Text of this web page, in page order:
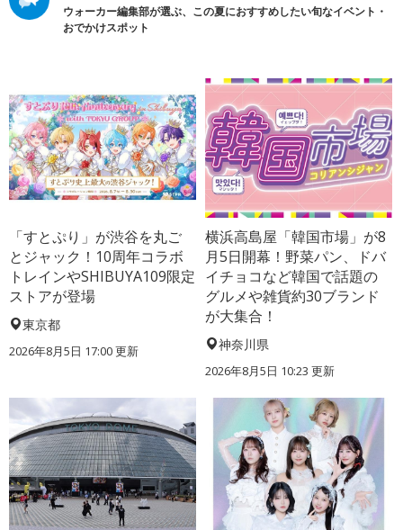
ウォーカー編集部が選ぶ、この夏におすすめしたい旬なイベント・
おでかけスポット
「すとぷり」が渋谷を丸ご
とジャック！10周年コラボ
トレインやSHIBUYA109限定
ストアが登場
東京都
2026年8月5日 17:00更新
横浜高島屋「韓国市場」が8
月5日開幕！野菜パン、ドバ
イチョコなど韓国で話題の
グルメや雑貨約30ブランド
が大集合！
神奈川県
2026年8月5日 10:23 更新